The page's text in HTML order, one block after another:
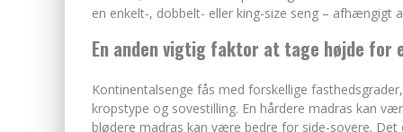
en enkelt-, dobbelt- eller king-size seng – afhængigt
En anden vigtig faktor at tage højde for
Kontinentalsenge fås med forskellige
kropstype og sovestilling. En hårdere madras kan
blødere madras kan være bedre for side-sovere.